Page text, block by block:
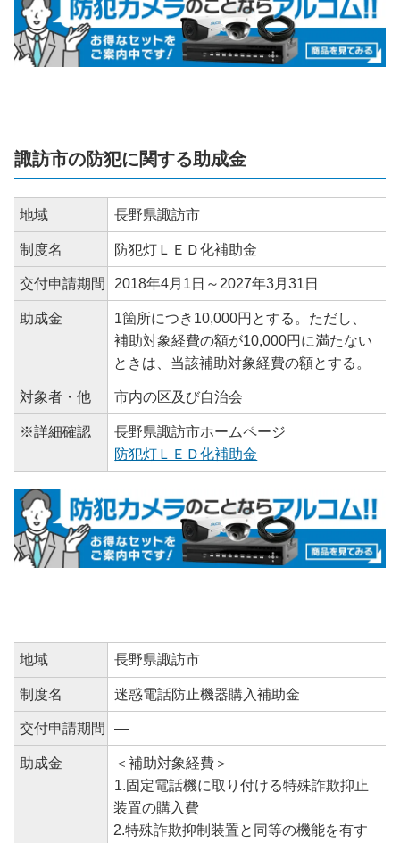
諏訪市の防犯に関する助成金
地域 長野県諏訪市
制度名 防犯灯ＬＥＤ化補助金
交付申請期間 2018年4月1日～2027年3月31日
助成金
1箇所につき10,000円とする。ただし、
補助対象経費の額が10,000円に満たない
ときは、当該補助対象経費の額とする。
対象者・他 市内の区及び自治会
※詳細確認
長野県諏訪市ホームページ
防犯灯ＬＥＤ化補助金
地域 長野県諏訪市
制度名 迷惑電話防止機器購入補助金
交付申請期間 ―
助成金
＜補助対象経費＞
1.固定電話機に取り付ける特殊詐欺抑止
装置の購入費
2.特殊詐欺抑制装置と同等の機能を有す